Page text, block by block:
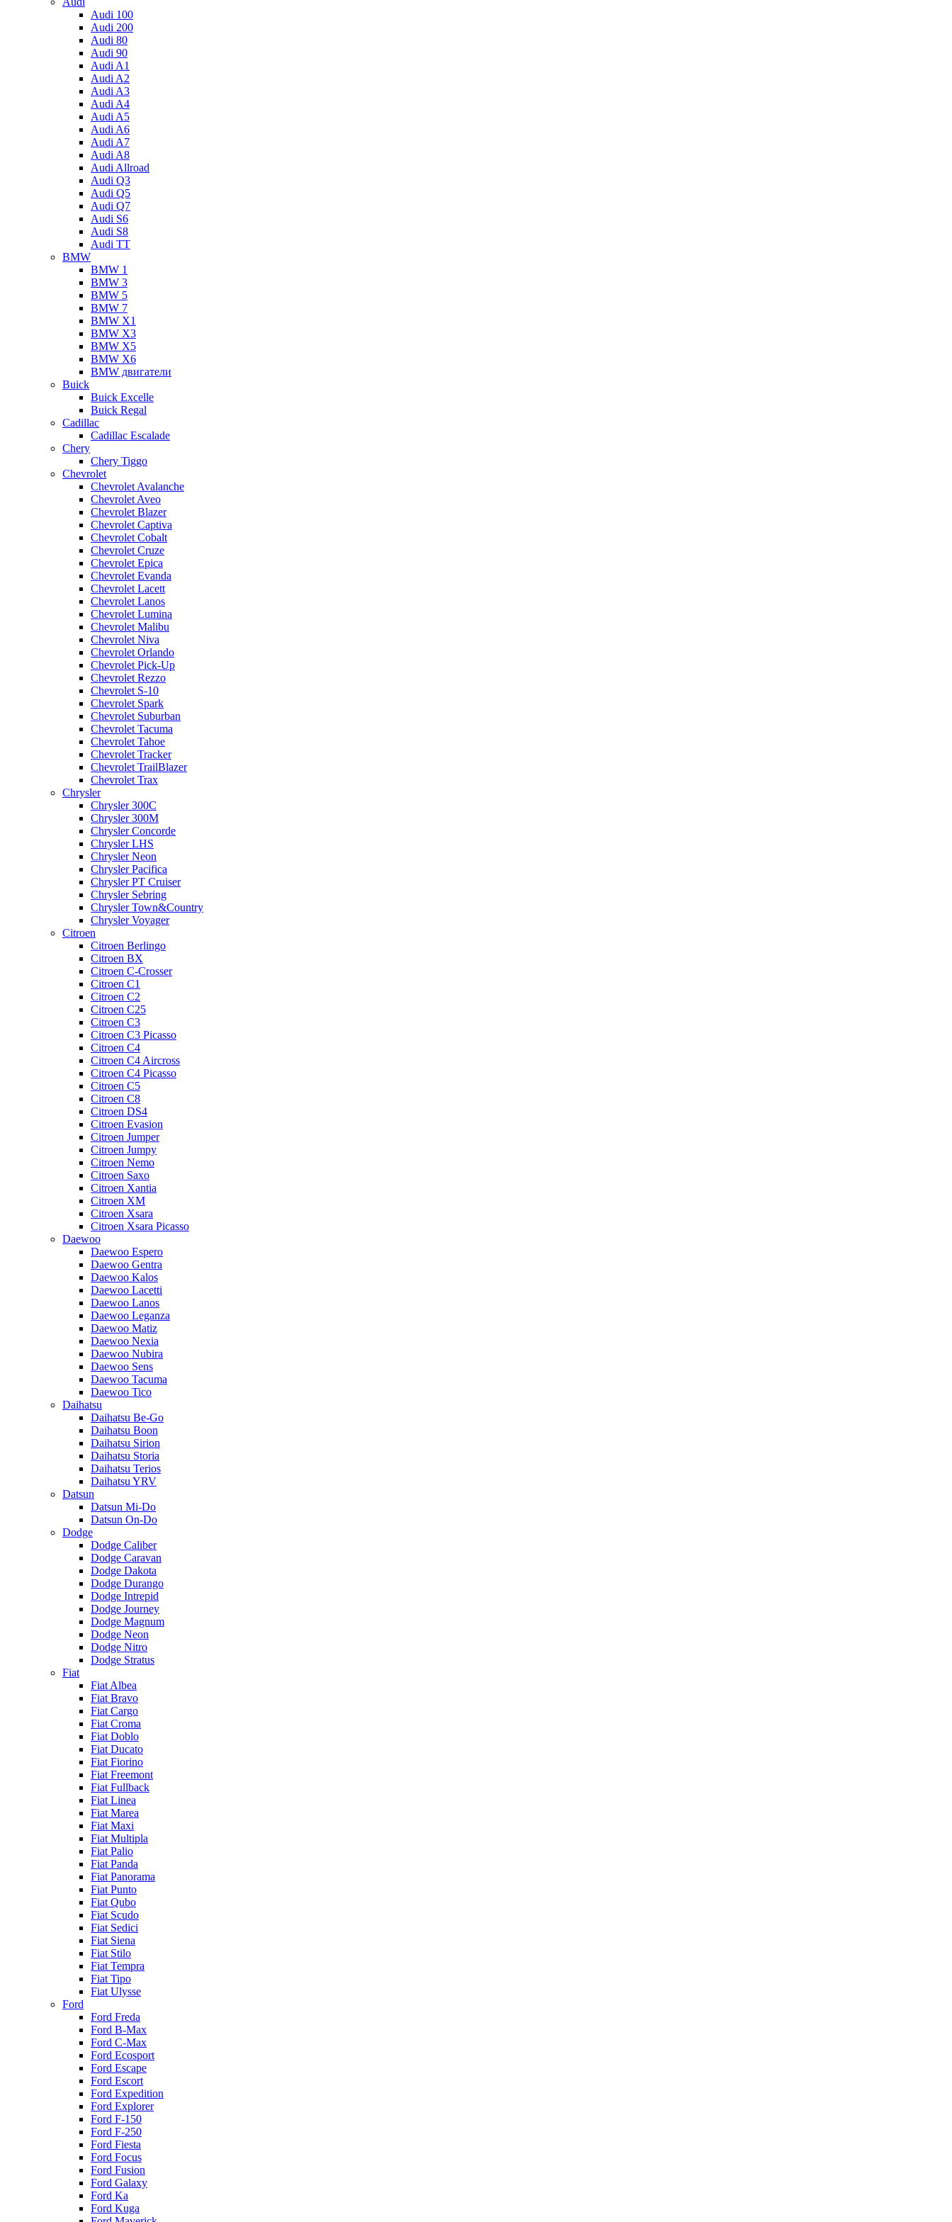
Audi 100
Audi 200
Audi 80
Audi 90
Audi A1
Audi A2
Audi A3
Audi A4
Audi A5
Audi A6
Audi A7
Audi A8
Audi Allroad
Audi Q3
Audi Q5
Audi Q7
Audi S6
Audi S8
Audi TT
BMW
BMW 1
BMW 3
BMW 5
BMW 7
BMW X1
BMW X3
BMW X5
BMW X6
BMW двигатели
Buick
Buick Excelle
Buick Regal
Cadillac
Cadillac Escalade
Chery
Chery Tiggo
Chevrolet
Chevrolet Avalanche
Chevrolet Aveo
Chevrolet Blazer
Chevrolet Captiva
Chevrolet Cobalt
Chevrolet Cruze
Chevrolet Epica
Chevrolet Evanda
Chevrolet Lacett
Chevrolet Lanos
Chevrolet Lumina
Chevrolet Malibu
Chevrolet Niva
Chevrolet Orlando
Chevrolet Pick-Up
Chevrolet Rezzo
Chevrolet S-10
Chevrolet Spark
Chevrolet Suburban
Chevrolet Tacuma
Chevrolet Tahoe
Chevrolet Tracker
Chevrolet TrailBlazer
Chevrolet Trax
Chrysler
Chrysler 300C
Chrysler 300M
Chrysler Concorde
Chrysler LHS
Chrysler Neon
Chrysler Pacifica
Chrysler PT Cruiser
Chrysler Sebring
Chrysler Town&Country
Chrysler Voyager
Citroen
Citroen Berlingo
Citroen BX
Citroen C-Crosser
Citroen C1
Citroen C2
Citroen C25
Citroen C3
Citroen C3 Picasso
Citroen C4
Citroen C4 Aircross
Citroen C4 Picasso
Citroen C5
Citroen C8
Citroen DS4
Citroen Evasion
Citroen Jumper
Citroen Jumpy
Citroen Nemo
Citroen Saxo
Citroen Xantia
Citroen XM
Citroen Xsara
Citroen Xsara Picasso
Daewoo
Daewoo Espero
Daewoo Gentra
Daewoo Kalos
Daewoo Lacetti
Daewoo Lanos
Daewoo Leganza
Daewoo Matiz
Daewoo Nexia
Daewoo Nubira
Daewoo Sens
Daewoo Tacuma
Daewoo Tico
Daihatsu
Daihatsu Be-Go
Daihatsu Boon
Daihatsu Sirion
Daihatsu Storia
Daihatsu Terios
Daihatsu YRV
Datsun
Datsun Mi-Do
Datsun On-Do
Dodge
Dodge Caliber
Dodge Caravan
Dodge Dakota
Dodge Durango
Dodge Intrepid
Dodge Journey
Dodge Magnum
Dodge Neon
Dodge Nitro
Dodge Stratus
Fiat
Fiat Albea
Fiat Bravo
Fiat Cargo
Fiat Croma
Fiat Doblo
Fiat Ducato
Fiat Fiorino
Fiat Freemont
Fiat Fullback
Fiat Linea
Fiat Marea
Fiat Maxi
Fiat Multipla
Fiat Palio
Fiat Panda
Fiat Panorama
Fiat Punto
Fiat Qubo
Fiat Scudo
Fiat Sedici
Fiat Siena
Fiat Stilo
Fiat Tempra
Fiat Tipo
Fiat Ulysse
Ford
Ford Freda
Ford B-Max
Ford C-Max
Ford Ecosport
Ford Escape
Ford Escort
Ford Expedition
Ford Explorer
Ford F-150
Ford F-250
Ford Fiesta
Ford Focus
Ford Fusion
Ford Galaxy
Ford Ka
Ford Kuga